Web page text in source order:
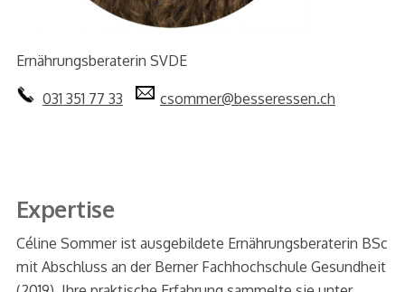
Ernährungsberaterin SVDE
031 351 77 33 csommer@besseressen.ch
Expertise
Céline Sommer ist ausgebildete Ernährungsberaterin BSc
mit Abschluss an der Berner Fachhochschule Gesundheit